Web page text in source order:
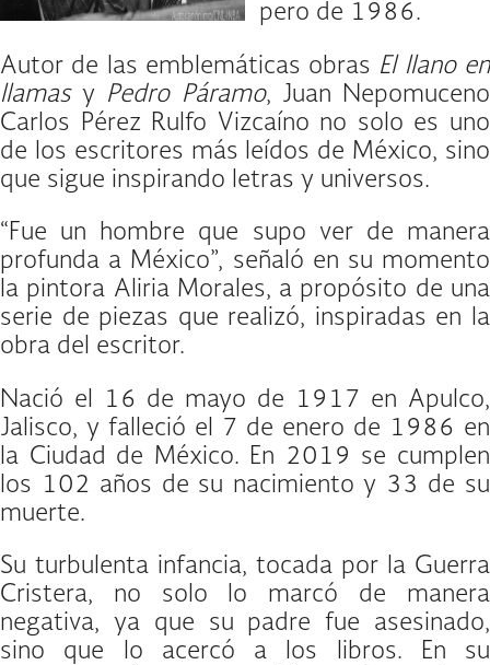
pero de 1986.
Autor de las emblemáticas obras El llano en
llamasy Pedro Páramo, Juan Nepomuceno
Carlos Pérez Rulfo Vizcaíno no solo es uno
de los escritores más leídos de México, sino
que sigue inspirando letras y universos.
“Fue un hombre que supo ver de manera
profunda a México”, señaló en su momento
la pintora Aliria Morales, a propósito de una
serie de piezas que realizó, inspiradas en la
obra del escritor.
Nació el 16 de mayo de 1917 en Apulco,
Jalisco, y falleció el 7 de enero de 1986 en
la Ciudad de México. En 2019 se cumplen
los 102 años de su nacimiento y 33 de su
muerte.
Su turbulenta infancia, tocada por la Guerra
Cristera, no solo lo marcó de manera
negativa, ya que su padre fue asesinado,
sino que lo acercó a los libros. En su